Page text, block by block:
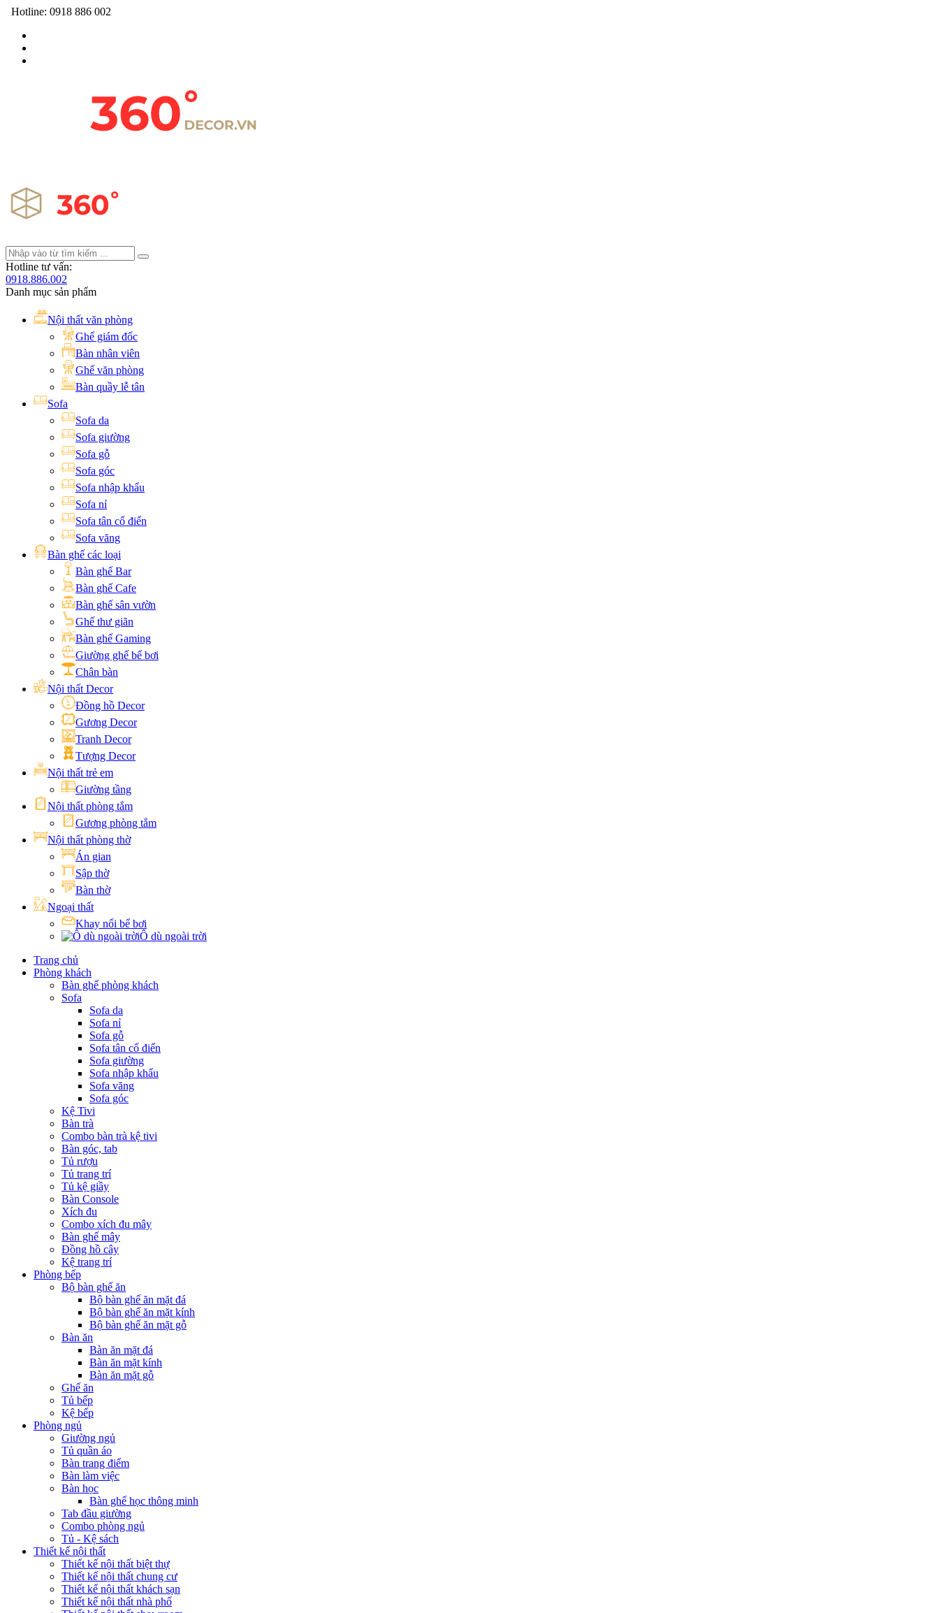
Hotline: 0918 886 002
Hotline tư vấn:
0918.886.002
Danh mục sản phẩm
Nội thất văn phòng
Ghế giám đốc
Bàn nhân viên
Ghế văn phòng
Bàn quầy lễ tân
Sofa
Sofa da
Sofa giường
Sofa gỗ
Sofa góc
Sofa nhập khẩu
Sofa nỉ
Sofa tân cổ điển
Sofa văng
Bàn ghế các loại
Bàn ghế Bar
Bàn ghế Cafe
Bàn ghế sân vườn
Ghế thư giãn
Bàn ghế Gaming
Giường ghế bể bơi
Chân bàn
Nội thất Decor
Đồng hồ Decor
Gương Decor
Tranh Decor
Tượng Decor
Nội thất trẻ em
Giường tầng
Nội thất phòng tắm
Gương phòng tắm
Nội thất phòng thờ
Án gian
Sập thờ
Bàn thờ
Ngoại thất
Khay nổi bể bơi
Ô dù ngoài trời
Trang chủ
Phòng khách
Bàn ghế phòng khách
Sofa
Sofa da
Sofa nỉ
Sofa gỗ
Sofa tân cổ điển
Sofa giường
Sofa nhập khẩu
Sofa văng
Sofa góc
Kệ Tivi
Bàn trà
Combo bàn trà kệ tivi
Bàn góc, tab
Tủ rượu
Tủ trang trí
Tủ kệ giầy
Bàn Console
Xích đu
Combo xích đu mây
Bàn ghế mây
Đồng hồ cây
Kệ trang trí
Phòng bếp
Bộ bàn ghế ăn
Bộ bàn ghế ăn mặt đá
Bộ bàn ghế ăn mặt kính
Bộ bàn ghế ăn mặt gỗ
Bàn ăn
Bàn ăn mặt đá
Bàn ăn mặt kính
Bàn ăn mặt gỗ
Ghế ăn
Tủ bếp
Kệ bếp
Phòng ngủ
Giường ngủ
Tủ quần áo
Bàn trang điểm
Bàn làm việc
Bàn học
Bàn ghế học thông minh
Tab đầu giường
Combo phòng ngủ
Tủ - Kệ sách
Thiết kế nội thất
Thiết kế nội thất biệt thự
Thiết kế nội thất chung cư
Thiết kế nội thất khách sạn
Thiết kế nội thất nhà phố